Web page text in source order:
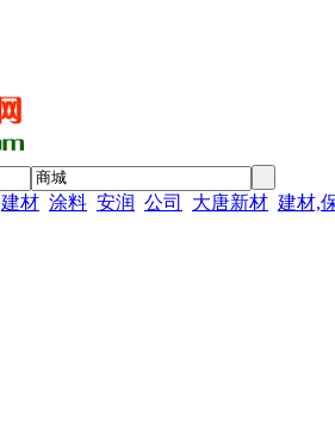
建材 涂料 安润 公司 大唐新材 建材,